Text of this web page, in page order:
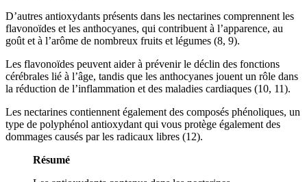
D’autres antioxydants présents dans les nectarines comprennent les
flavonoïdes et les anthocyanes, qui contribuent à l’apparence, au
goût et à l’arôme de nombreux fruits et légumes (8, 9).
Les flavonoïdes peuvent aider à prévenir le déclin des fonctions
cérébrales lié à l’âge, tandis que les anthocyanes jouent un rôle dans
la réduction de l’inflammation et des maladies cardiaques (10, 11).
Les nectarines contiennent également des composés phénoliques, un
type de polyphénol antioxydant qui vous protège également des
dommages causés par les radicaux libres (12).
Résumé